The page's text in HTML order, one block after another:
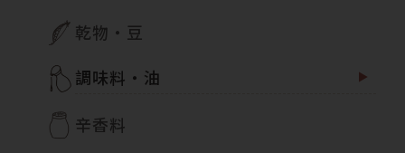
乾物・豆
調味料・油
辛香料